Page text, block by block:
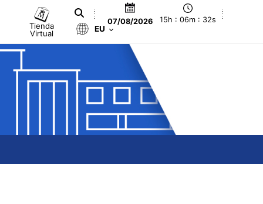
Tienda
Virtual
07/08/2026 15h : 06m : 33s
EU